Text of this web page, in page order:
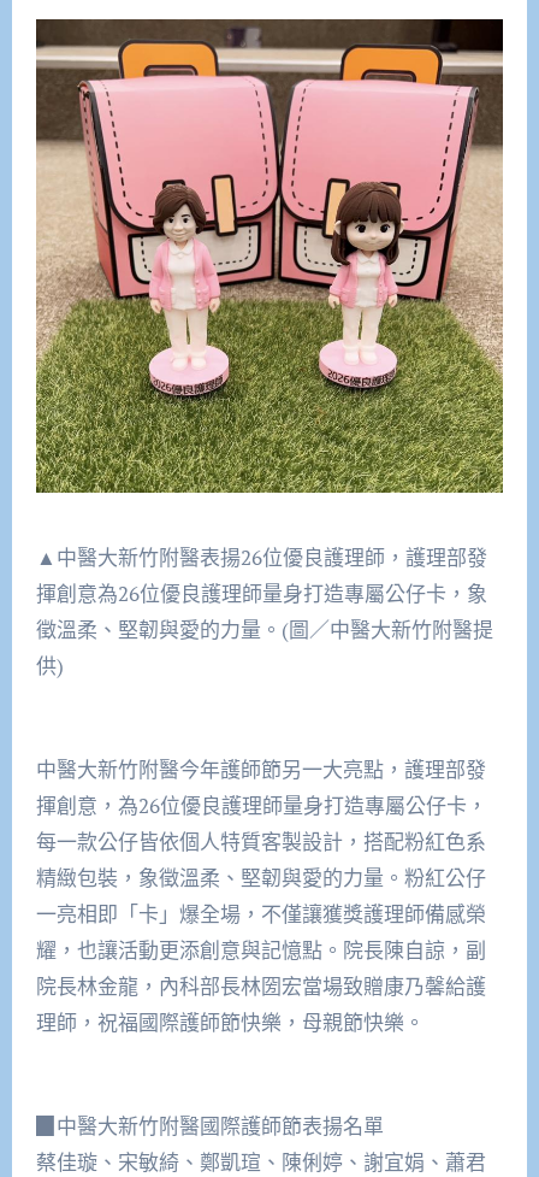
▲中醫大新竹附醫表揚26位優良護理師，護理部發
揮創意為26位優良護理師量身打造專屬公仔卡，象
徵溫柔、堅韌與愛的力量。(圖／中醫大新竹附醫提
供)
中醫大新竹附醫今年護師節另一大亮點，護理部發
揮創意，為26位優良護理師量身打造專屬公仔卡，
每一款公仔皆依個人特質客製設計，搭配粉紅色系
精緻包裝，象徵溫柔、堅韌與愛的力量。粉紅公仔
一亮相即「卡」爆全場，不僅讓獲獎護理師備感榮
耀，也讓活動更添創意與記憶點。院長陳自諒，副
院長林金龍，內科部長林圀宏當場致贈康乃馨給護
理師，祝福國際護師節快樂，母親節快樂。
▉中醫大新竹附醫國際護師節表揚名單
蔡佳璇、宋敏綺、鄭凱瑄、陳俐婷、謝宜娟、蕭君